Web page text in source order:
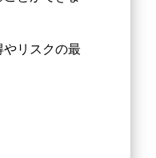
リスクの最